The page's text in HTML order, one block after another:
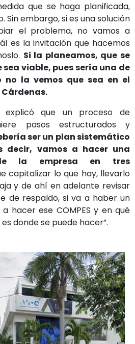
que se haga planificada,
embargo, si es una solución
el problema, no vamos a
es la invitación que hacemos
Si la planeamos, que se
viable, pues sería una de
no la vemos que sea en el
explicó que un proceso de
pasos estructurados y
ser un plan sistemático
decir, vamos a hacer una
de la empresa en tres
capitalizar lo que hay, llevarlo
y de ahí en adelante revisar
de respaldo, si va a haber un
a hacer ese COMPES y en qué
donde se puede hacer”.